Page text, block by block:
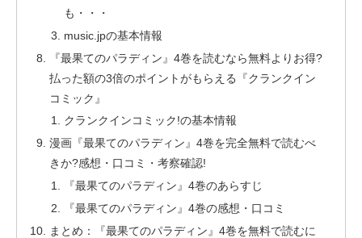
も・・・
music.jpの基本情報
『最果てのパラディン』4巻を読むなら無料よりお得?
払った額の3倍のポイントがもらえる『クランクイン
コミック』
クランクインコミック!の基本情報
漫画『最果てのパラディン』4巻を完全無料で読むべ
きか?感想・口コミ・考察確認!
『最果てのパラディン』4巻のあらすじ
『最果てのパラディン』4巻の感想・口コミ
まとめ：『最果てのパラディン』4巻を無料で読むに